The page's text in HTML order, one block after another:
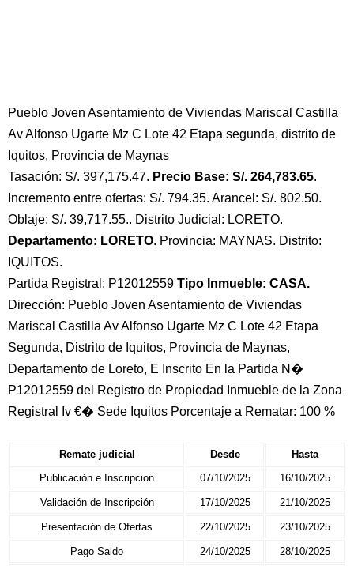
Pueblo Joven Asentamiento de Viviendas Mariscal Castilla
Av Alfonso Ugarte Mz C Lote 42 Etapa segunda, distrito de
Iquitos, Provincia de Maynas
Tasación: S/. 397,175.47. Precio Base: S/. 264,783.65.
Incremento entre ofertas: S/. 794.35. Arancel: S/. 802.50.
Oblaje: S/. 39,717.55.. Distrito Judicial: LORETO.
Departamento: LORETO. Provincia: MAYNAS. Distrito:
IQUITOS.
Partida Registral: P12012559 Tipo Inmueble: CASA.
Dirección: Pueblo Joven Asentamiento de Viviendas
Mariscal Castilla Av Alfonso Ugarte Mz C Lote 42 Etapa
Segunda, Distrito de Iquitos, Provincia de Maynas,
Departamento de Loreto, E Inscrito En la Partida N�
P12012559 del Registro de Propiedad Inmueble de la Zona
Registral Iv €� Sede Iquitos Porcentaje a Rematar: 100 %
Remate judicial Desde
Hasta
Publicación e Inscripcion
07/10/2025 16/10/2025
Validación de Inscripción 17/10/2025 21/10/2025
Presentación de Ofertas 22/10/2025 23/10/2025
Pago Saldo 24/10/2025 28/10/2025